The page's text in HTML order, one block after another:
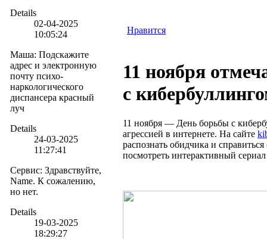
Details
02-04-2025
10:05:24
Маша: Подскажите
адрес и электронную
почту психо-
наркологического
диспансера красный
луч
Details
24-03-2025
11:27:41
Сервис: Здравствуйте,
Name. К сожалению,
но нет.
Details
19-03-2025
18:29:27
Нравится
11 ноября
с
11 ноября — День борьбы с
агрессией в интернете. На сайте
распознать обидчика и
посмотреть интерактивный